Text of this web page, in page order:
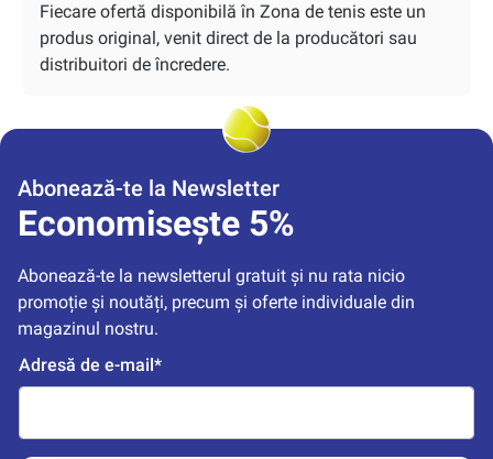
Fiecare ofertă disponibilă în Zona de tenis este un
produs original, venit direct de la producători sau
distribuitori de încredere.
Abonează-te la Newsletter
Economisește 5%
Abonează-te la newsletterul gratuit și nu rata nicio
promoție și noutăți, precum și oferte individuale din
magazinul nostru.
Adresă de e-mail*